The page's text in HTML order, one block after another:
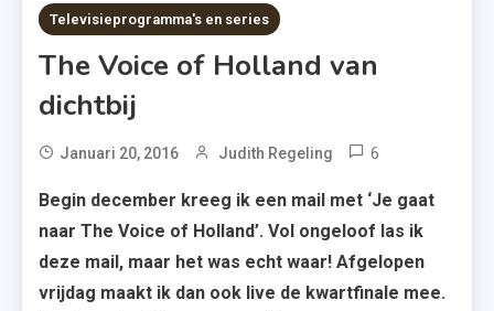
2 MINS READ
Televisieprogramma's en series
The Voice of Holland van
dichtbij
Januari 20, 2016 Judith Regeling 6
Ivan
,
The
Begin december kreeg ik een mail met ‘Je gaat
naar The Voice of Holland’. Vol ongeloof las ik
deze mail, maar het was echt waar! Afgelopen
vrijdag maakt ik dan ook live de kwartfinale mee.